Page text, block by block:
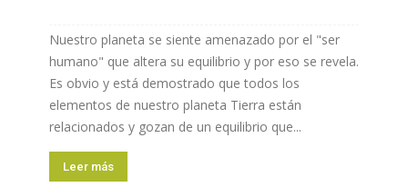
Nuestro planeta se siente amenazado por el "ser
humano" que altera su equilibrio y por eso se revela.
Es obvio y está demostrado que todos los
elementos de nuestro planeta Tierra están
relacionados y gozan de un equilibrio que...
Leer más